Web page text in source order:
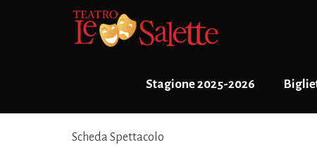
Stagione 2025-2026
Scheda Spettacolo